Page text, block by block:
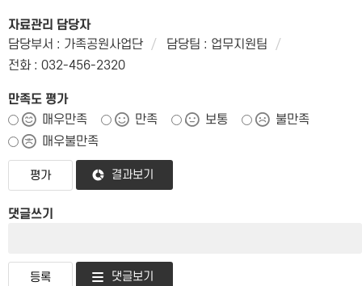
자료관리 담당자
담당부서 : 가족공원사업단
담당팀 : 업무지원팀
전화 : 032-456-2320
만족도 평가
매우만족
만족 보통
불만족
매우불만족
결과보기
댓글쓰기
댓글보기